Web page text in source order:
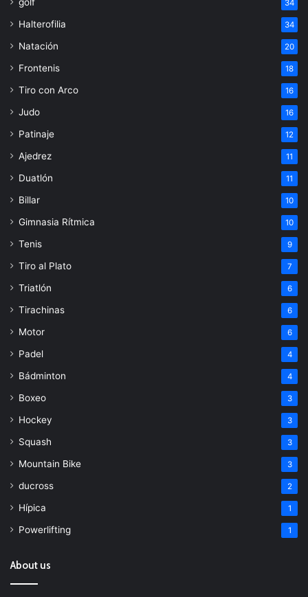
34
Halterofilia 34
Natación 20
Frontenis 18
Tiro con Arco 16
Judo 16
Patinaje 12
Ajedrez 11
Duatlón 11
Billar 10
Gimnasia Rítmica 10
Tenis 9
Tiro al Plato 7
Triatlón 6
Tirachinas 6
Motor 6
Padel 4
Bádminton 4
Boxeo 3
Hockey 3
Squash 3
Mountain Bike 3
ducross 2
Hípica 1
Powerlifting 1
About us